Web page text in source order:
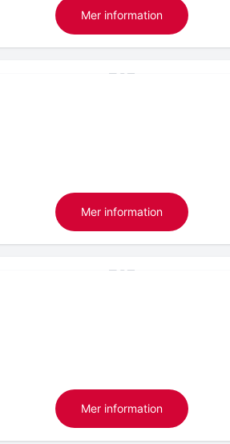
Mer information
Mer information
Mer information